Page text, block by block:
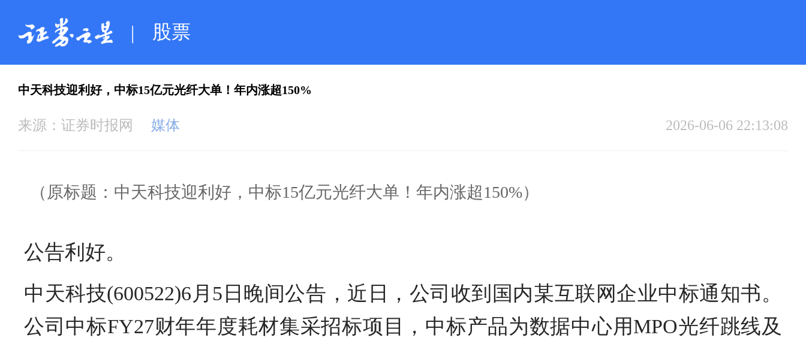
| 股票
中天科技迎利好，中标15亿元光纤大单！年内涨超150%
来源： 证券时报网 媒体 2026-06-06 22:13:08
（原标题：中天科技迎利好，中标15亿元光纤大单！年内涨超150%）
公告利好。
中天科技(600522)6月5日晚间公告，近日，公司收到国内某互联网企业中标通知书。
公司中标FY27财年年度耗材集采招标项目，中标产品为数据中心用MPO光纤跳线及